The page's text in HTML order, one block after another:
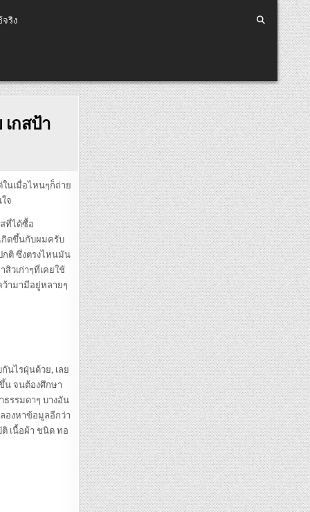
จริง
เกสป้า
นเมื่อไหนๆก็ถ่าย
จ
ที่ได้ซื้อ
กิดขึ้นกับผมครับ
กติ ซึ่งตรงไหนมัน
วเก่าๆที่เคยใช้
ามามีอยู่หลายๆ
นไรฝุ่นด้วย, เลย
น จนต้องศึกษา
รรมดาๆ บางอัน
องหาข้อมูลอีกว่า
เนื้อผ้า ชนิด ทอ